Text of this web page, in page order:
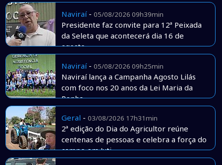
Naviraí- 05/08/2026 09h39min
Presidente faz convite para 12ª Peixada
da Seleta que acontecerá dia 16 de
agosto
Naviraí- 05/08/2026 09h25min
Naviraí lança a Campanha Agosto Lilás
com foco nos 20 anos da Lei Maria da
Penha
Geral - 03/08/2026 17h31min
2ª edição do Dia do Agricultor reúne
centenas de pessoas e celebra a força do
campo em Juti